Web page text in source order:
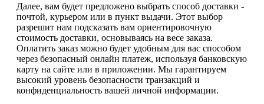
Далее, вам будет предложено выбрать способ доставки -
почтой, курьером или в пункт выдачи. Этот выбор
разрешит нам подсказать вам ориентировочную
стоимость доставки, основываясь на весе заказа.
Оплатить заказ можно будет удобным для вас способом
через безопасный онлайн платеж, используя банковскую
карту на сайте или в приложении. Мы гарантируем
высокий уровень безопасности транзакций и
конфиденциальность вашей личной информации.